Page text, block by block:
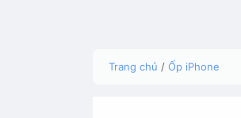
Trang chủ / Ốp iPhone